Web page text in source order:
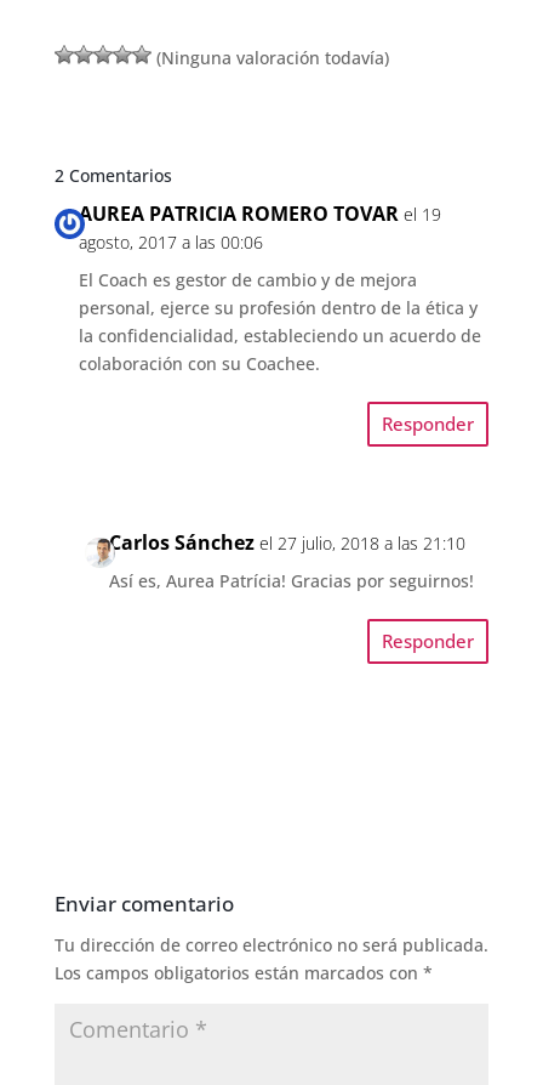
(Ninguna valoración todavía)
2 Comentarios
AUREA PATRICIA ROMERO TOVAR el 19
agosto, 2017 a las 00:06
El Coach es gestor de cambio y de mejora
personal, ejerce su profesión dentro de la ética y
la confidencialidad, estableciendo un acuerdo de
colaboración con su Coachee.
Responder
Carlos Sánchez el 27 julio, 2018 a las 21:10
Así es, Aurea Patrícia! Gracias por seguirnos!
Responder
Enviar comentario
Tu dirección de correo electrónico no será publicada.
Los campos obligatorios están marcados con *